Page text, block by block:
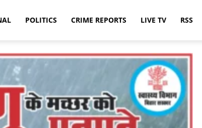
POLITICS CRIME REPORTS LIVE TV RSS